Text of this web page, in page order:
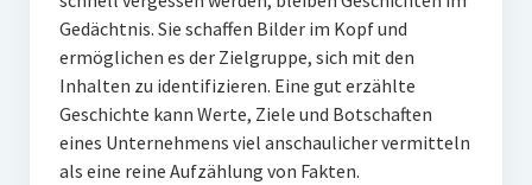
Gedächtnis. Sie schaffen Bilder im Kopf und
ermöglichen es der Zielgruppe, sich mit den
Inhalten zu identifizieren. Eine gut erzählte
Geschichte kann Werte, Ziele und Botschaften
eines Unternehmens viel anschaulicher vermitteln
als eine reine Aufzählung von Fakten.